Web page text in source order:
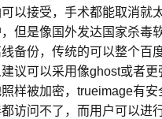
以接受，手术都能取消就
但是像国外发达国家杀毒
备份，传统的可以整个百
议可以采用像ghost或者
样被加密，trueimage有
访问不了，而用户可以进